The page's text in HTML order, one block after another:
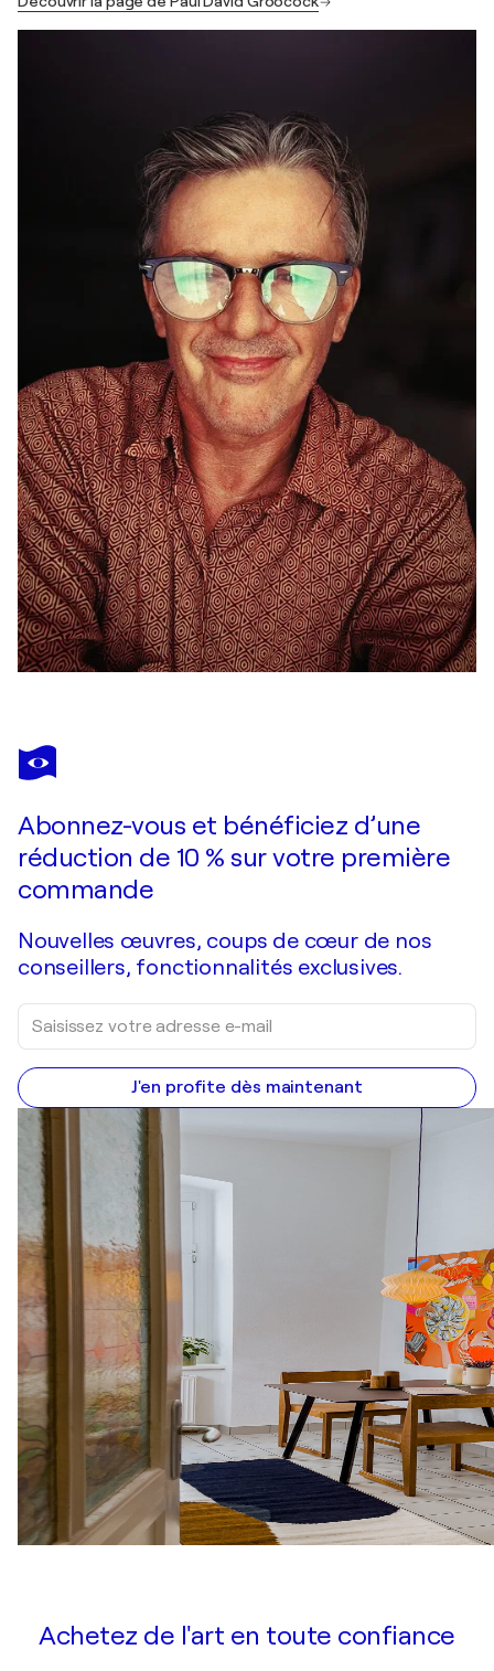
Abonnez-vous et bénéficiez d’une
réduction de 10 % sur votre première
commande
Nouvelles œuvres, coups de cœur de nos
conseillers, fonctionnalités exclusives.
J'en profite dès maintenant
Achetez de l'art en toute confiance